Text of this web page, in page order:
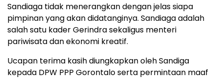
Sandiaga tidak menerangkan dengan jelas siapa
pimpinan yang akan didatanginya. Sandiaga adalah
salah satu kader Gerindra sekaligus menteri
pariwisata dan ekonomi kreatif.
Ucapan terima kasih diungkapkan oleh Sandiga
kepada DPW PPP Gorontalo serta permintaan maaf